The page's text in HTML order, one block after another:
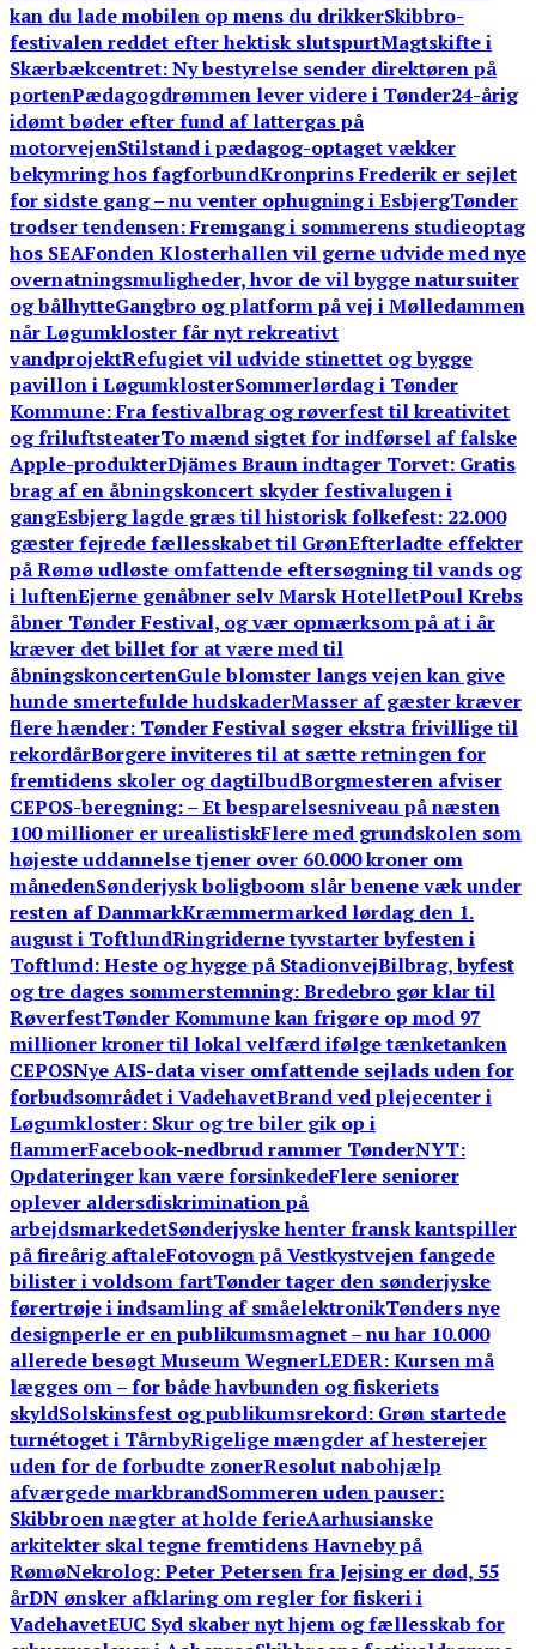
kan du lade mobilen op mens du drikkerSkibbro-
festivalen reddet efter hektisk slutspurtMagtskifte i
Skærbækcentret: Ny bestyrelse sender direktøren på
portenPædagogdrømmen lever videre i Tønder24-årig
idømt bøder efter fund af lattergas på
motorvejenStilstand i pædagog-optaget vækker
bekymring hos fagforbundKronprins Frederik er sejlet
for sidste gang – nu venter ophugning i EsbjergTønder
trodser tendensen: Fremgang i sommerens studieoptag
hos SEAFonden Klosterhallen vil gerne udvide med nye
overnatningsmuligheder, hvor de vil bygge natursuiter
og bålhytteGangbro og platform på vej i Mølledammen
når Løgumkloster får nyt rekreativt
vandprojektRefugiet vil udvide stinettet og bygge
pavillon i LøgumklosterSommerlørdag i Tønder
Kommune: Fra festivalbrag og røverfest til kreativitet
og friluftsteaterTo mænd sigtet for indførsel af falske
Apple-produkterDjämes Braun indtager Torvet: Gratis
brag af en åbningskoncert skyder festivalugen i
gangEsbjerg lagde græs til historisk folkefest: 22.000
gæster fejrede fællesskabet til GrønEfterladte effekter
på Rømø udløste omfattende eftersøgning til vands og
i luftenEjerne genåbner selv Marsk HotelletPoul Krebs
åbner Tønder Festival, og vær opmærksom på at i år
kræver det billet for at være med til
åbningskoncertenGule blomster langs vejen kan give
hunde smertefulde hudskaderMasser af gæster kræver
flere hænder: Tønder Festival søger ekstra frivillige til
rekordårBorgere inviteres til at sætte retningen for
fremtidens skoler og dagtilbudBorgmesteren afviser
CEPOS-beregning: – Et besparelsesniveau på næsten
100 millioner er urealistiskFlere med grundskolen som
højeste uddannelse tjener over 60.000 kroner om
månedenSønderjysk boligboom slår benene væk under
resten af DanmarkKræmmermarked lørdag den 1.
august i ToftlundRingriderne tyvstarter byfesten i
Toftlund: Heste og hygge på StadionvejBilbrag, byfest
og tre dages sommerstemning: Bredebro gør klar til
RøverfestTønder Kommune kan frigøre op mod 97
millioner kroner til lokal velfærd ifølge tænketanken
CEPOSNye AIS-data viser omfattende sejlads uden for
forbudsområdet i VadehavetBrand ved plejecenter i
Løgumkloster: Skur og tre biler gik op i
flammerFacebook-nedbrud rammer TønderNYT:
Opdateringer kan være forsinkedeFlere seniorer
oplever aldersdiskrimination på
arbejdsmarkedetSønderjyske henter fransk kantspiller
på fireårig aftaleFotovogn på Vestkystvejen fangede
bilister i voldsom fartTønder tager den sønderjyske
førertrøje i indsamling af småelektronikTønders nye
designperle er en publikumsmagnet – nu har 10.000
allerede besøgt Museum WegnerLEDER: Kursen må
lægges om – for både havbunden og fiskeriets
skyldSolskinsfest og publikumsrekord: Grøn startede
turnétoget i TårnbyRigelige mængder af hesterejer
uden for de forbudte zonerResolut nabohjælp
afværgede markbrandSommeren uden pauser:
Skibbroen nægter at holde ferieAarhusianske
arkitekter skal tegne fremtidens Havneby på
RømøNekrolog: Peter Petersen fra Jejsing er død, 55
årDN ønsker afklaring om regler for fiskeri i
VadehavetEUC Syd skaber nyt hjem og fællesskab for